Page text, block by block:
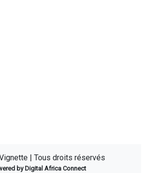
| Tous droits réservés
by Digital Africa Connect